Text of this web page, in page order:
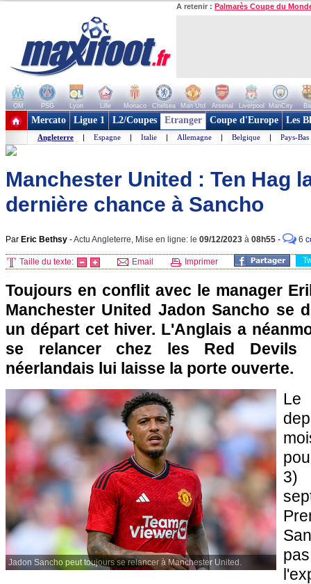
A retenir : Palmarès Coupe du
OM PSG Lyon Lille Monaco Chelsea Man Utd Arsenal Liverpool ManCity
+ de clubs
Mercato Ligue 1 L2/Coupes Etranger Coupe d'Europe Les
Angleterre | Espagne | Italie | Allemagne | Belgique | Pays-Bas
Manchester United : Ten Hag
dernière chance à Sancho
Par Eric Bethsy -Actu Angleterre, Mise en ligne: le 09/12/2023 à 08h55 - 6
Taille du texte: Email Imprimer
Toujours en conflit avec le manager
Manchester United Jadon Sancho se
un départ cet hiver. L'Anglais a
se relancer chez les Red Devils
néerlandais lui laisse la porte ouverte.
Jadon Sancho peut toujours se relancer à Manchester United.
Le
3)